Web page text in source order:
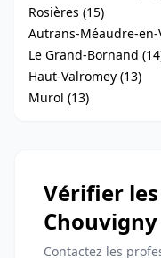
Rosières (15)
Autrans-Méaudre-en-
Le Grand-Bornand
Haut-Valromey (13)
Murol (13)
Vérifier
Chouvigny
Contactez les